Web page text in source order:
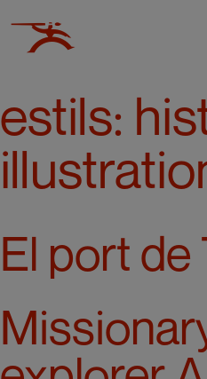
estils:
El port de